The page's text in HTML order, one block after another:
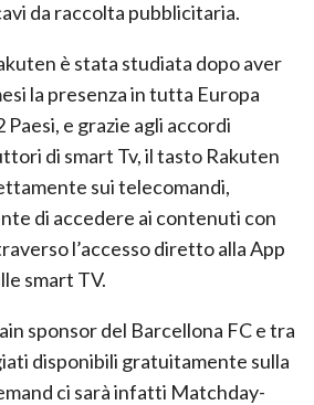
da raccolta pubblicitaria.
è stata studiata dopo aver
la presenza in tutta Europa
Paesi, e grazie agli accordi
di smart Tv, il tasto Rakuten
sui telecomandi,
di accedere ai contenuti con
l’accesso diretto alla App
smart TV.
sponsor del Barcellona FC e tra
disponibili gratuitamente sulla
ci sarà infatti Matchday-